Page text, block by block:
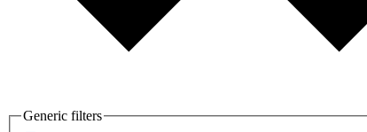
Generic filters